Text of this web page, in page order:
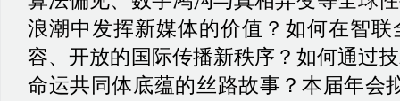
浪潮中发挥新媒体的价值 ？ 如何在智联
容、开放的国际传播新秩序 ？ 如何通过
命运共同体底蕴的丝路故事 ？本届年会